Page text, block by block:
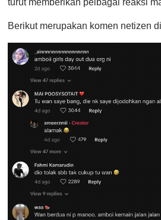
turut memberikan pelbagai reaksi
Berikut merupakan komen netizen